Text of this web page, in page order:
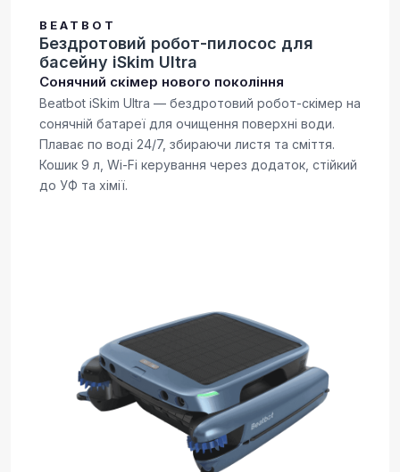
BEATBOT
Бездротовий робот-пилосос для
басейну iSkim Ultra
Сонячний скімер нового покоління
Beatbot iSkim Ultra — бездротовий робот-скімер на
сонячній батареї для очищення поверхні води.
Плаває по воді 24/7, збираючи листя та сміття.
Кошик 9 л, Wi-Fi керування через додаток, стійкий
до УФ та хімії.